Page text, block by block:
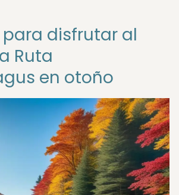
disfrutar al
Ruta
en otoño